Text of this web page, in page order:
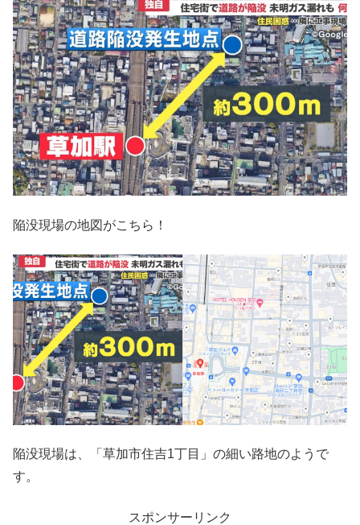
陥没現場の地図がこちら！
陥没現場は、「草加市住吉1丁目」の細い路地のようで
す。
スポンサーリンク